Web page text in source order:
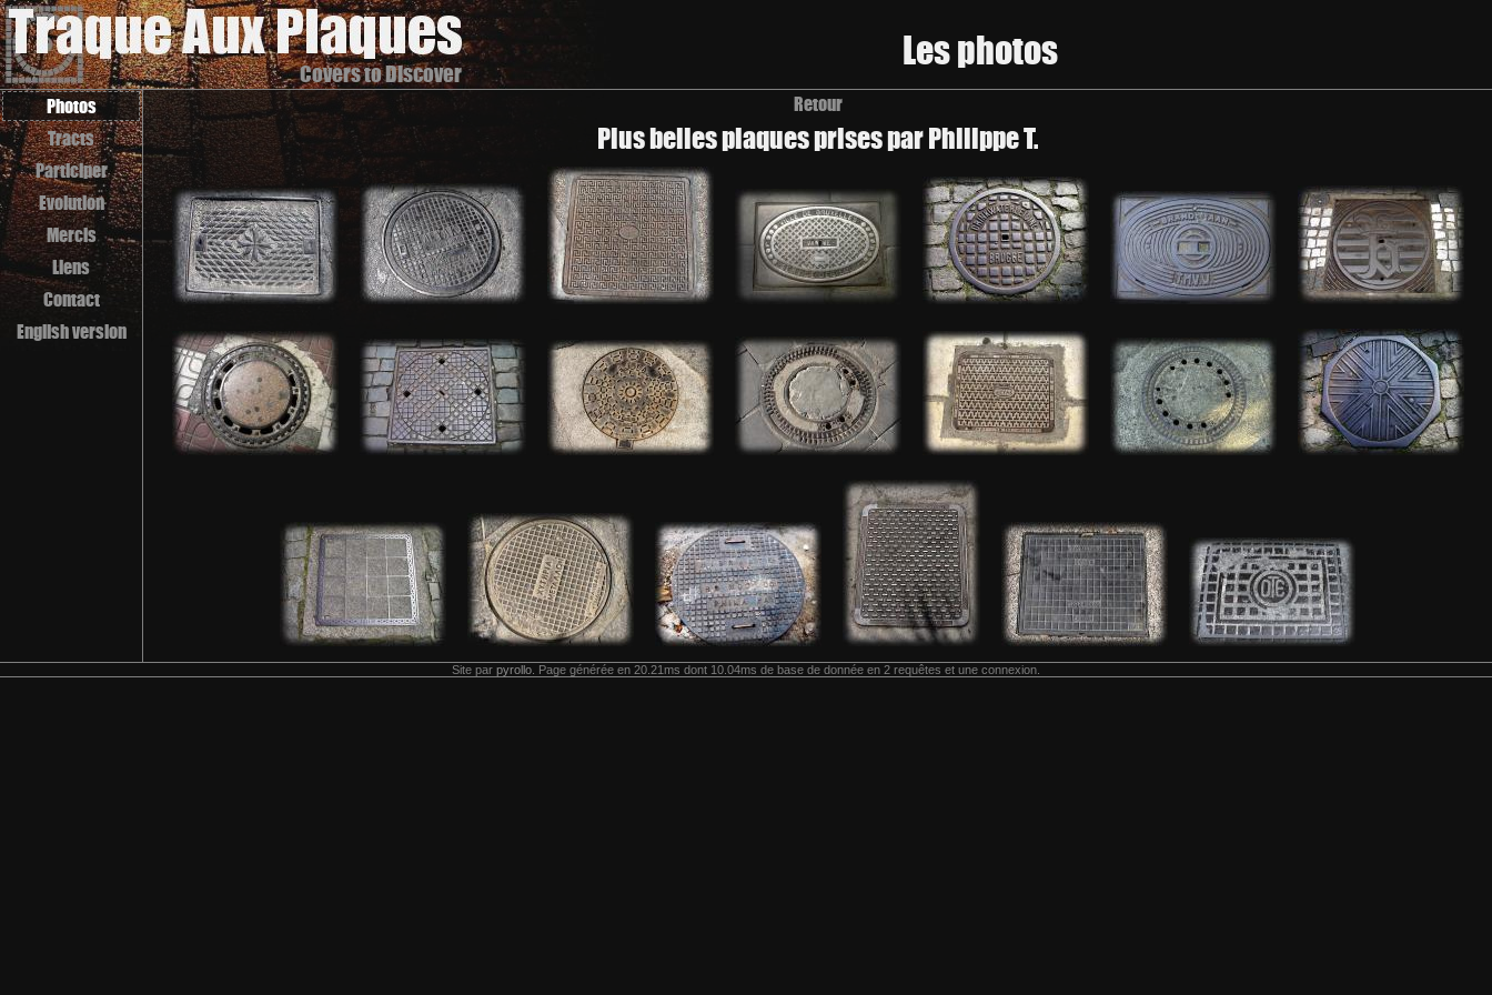
Covers to Discover Les photos
Photos
Tracts
Participer
Evolution
Mercis
Liens
Contact
English version
Retour
Plus belles plaques prises par Philippe T.
Site par pyrollo . Page générée en 20.21ms dont 10.04ms de base de donnée en 2 requêtes et une connexion.